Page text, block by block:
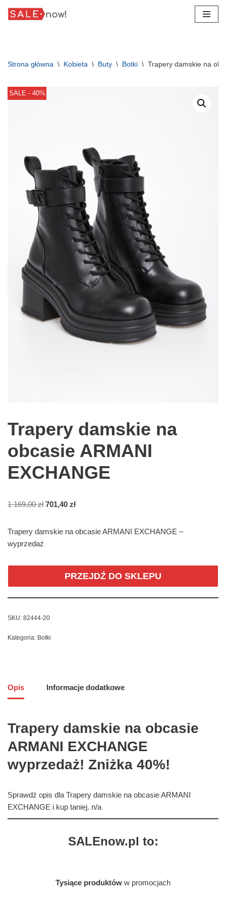
Strona główna \ Kobieta \ Buty \ Botki \ Trapery damskie na
SALE - 40%
Trapery damskie na
obcasie ARMANI
EXCHANGE
1 169,00zł 701,40 zł
Trapery damskie na obcasie ARMANI EXCHANGE –
wyprzedaż
PRZEJDŹ DO SKLEPU
SKU: 82444-20
Kategoria: Botki
Opis Informacje dodatkowe
Trapery damskie na obcasie
ARMANI EXCHANGE
wyprzedaż! Zniżka 40%!
Sprawdź opis dla Trapery damskie na obcasie ARMANI
EXCHANGE i kup taniej. n/a
SALEnow.pl to:
Tysiące produktów w promocjach